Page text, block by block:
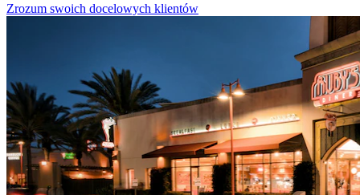
Zrozum swoich docelowych klientów